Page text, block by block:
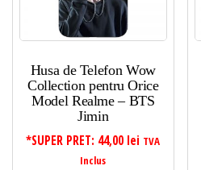
Husa de Telefon Wow
Collection pentru Orice
Model Realme – BTS
Jimin
*SUPER PRET: 44,00 lei TVA
Inclus